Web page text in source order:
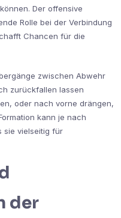
Der offensive
Rolle bei der Verbindung
Chancen für die
zwischen Abwehr
zurückfallen lassen
oder nach vorne drängen,
kann je nach
sie vielseitig für
der